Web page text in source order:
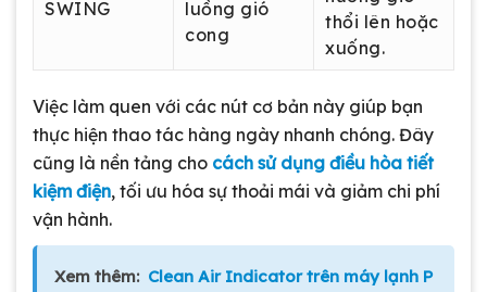
SWING
luồng gió
cong
thổi lên hoặc
xuống.
Việc làm quen với các nút cơ bản này giúp bạn
thực hiện thao tác hàng ngày nhanh chóng. Đây
cũng là nền tảng cho cách sử dụng điều hòa tiết
kiệm điện, tối ưu hóa sự thoải mái và giảm chi phí
vận hành.
Xem thêm: Clean Air Indicator trên máy lạnh P